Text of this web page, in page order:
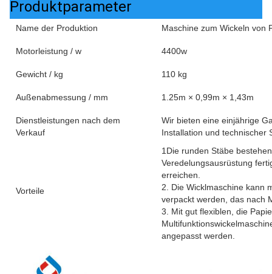
Produktparameter
Name der Produktion Maschine zum Wickeln von
Motorleistung / w 4400w
Gewicht / kg 110 kg
Außenabmessung / mm 1.25m × 0,99m × 1,43m
Dienstleistungen nach dem
Verkauf
Wir bieten eine einjährige
Installation und technischer
Vorteile
1Die runden Stäbe
Veredelungsausrüstung
erreichen.
2. Die Wicklmaschine kann
verpackt werden, das nach
3. Mit gut flexiblen, die
angepasst werden.